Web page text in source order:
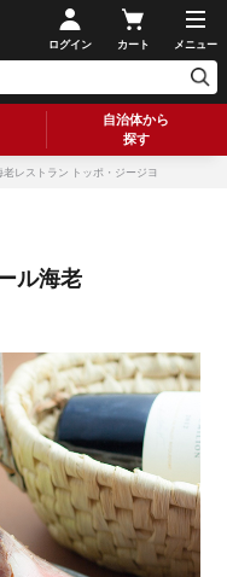
ログイン カート メニュー
自治体から
探す
レストラン トッポ・ジージヨ
ル海老